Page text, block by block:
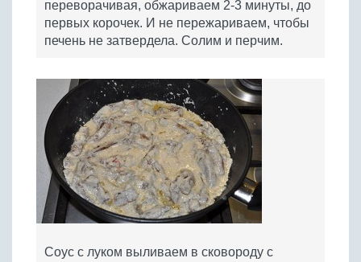
переворачивая, обжариваем 2-3 минуты, до
первых корочек. И не пережариваем, чтобы
печень не затвердела. Солим и перчим.
Соус с луком выливаем в сковороду с